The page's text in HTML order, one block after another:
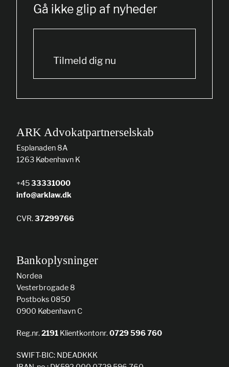
Gå ikke glip af nyheder
Tilmeld dig nu
ARK Advokatpartnerselskab
Esplanaden 8A
1263 København K
+4533331000
info@arklaw.dk
CVR.37299766
Bankoplysninger
Nordea
Vesterbrogade 8
Postboks 0850
0900 København C
Reg.nr.2191 Klientkontonr.0729 596 760
SWIFT-BIC: NDEADKKK